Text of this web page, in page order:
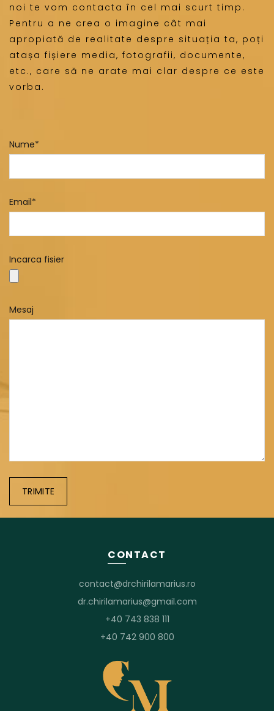
noi te vom contacta în cel mai scurt timp.
Pentru a ne crea o imagine cât mai
apropiată de realitate despre situația ta, poți
atașa fișiere media, fotografii, documente,
etc., care să ne arate mai clar despre ce este
vorba.
Nume*
Email*
Incarca fisier
Mesaj
CONTACT
contact@drchirilamarius.ro
dr.chirilamarius@gmail.com
+40 743 838 111
+40 742 900 800